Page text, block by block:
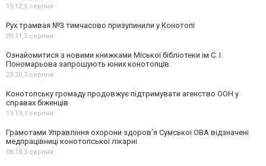
15:12,5 серпня
Рух трамвая №3 тимчасово призупинили у Конотопі
09:11,5 серпня
Ознайомитися з новими книжками Міської бібліотеки ім С. І.
Пономарьова запрошують юних конотопців
23:20,3 серпня
Конотопську громаду продовжує підтримувати агенство ООН у
справах біженців
15:19,3 серпня
Грамотами Управління охорони здоров’я Сумської ОВА відзначені
медпрацівниці конотопської лікарні
08:18,3 серпня